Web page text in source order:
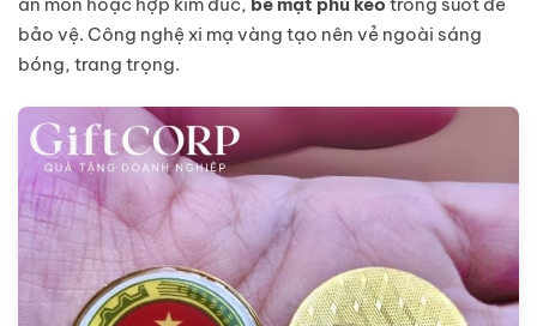
bảo vệ. Công nghệ xi mạ vàng tạo nên vẻ ngoài sáng
bóng, trang trọng.